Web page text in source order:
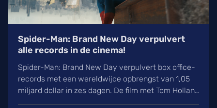
Spider-Man: Brand New Day verpulvert
alle records in de cinema!
Spider-Man: Brand New Day verpulvert box office-
records met een wereldwijde opbrengst van 1,05
miljard dollar in zes dagen. De film met Tom Holland
en Zendaya haalt hiermee bijna Avengers: